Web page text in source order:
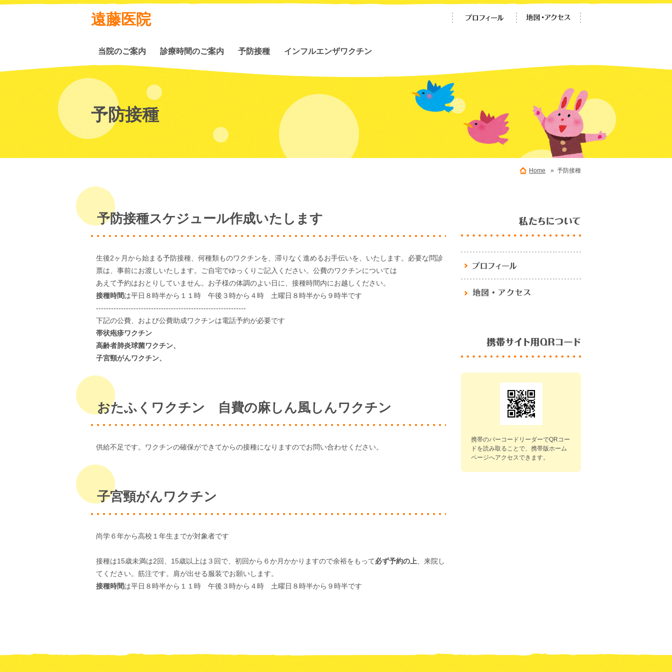
遠藤医院
当院のご案内 診療時間のご案内 予防接種 インフルエンザワクチン
予防接種
Home » 予防接種
予防接種スケジュール作成いたします
生後2ヶ月から始まる予防接種、何種類ものワクチンを、滞りなく進めるお手伝いを、いたします。必要な問診
票は、事前にお渡しいたします。ご自宅でゆっくりご記入ください。公費のワクチンについては
あえて予約はおとりしていません。お子様の体調のよい日に、接種時間内にお越しください。
接種時間は平日８時半から１１時 午後３時から４時 土曜日８時半から９時半です
------------------------------------------------------------
下記の公費、および公費助成ワクチンは電話予約が必要です
帯状疱疹ワクチン
高齢者肺炎球菌ワクチン、
子宮頸がんワクチン、
おたふくワクチン 自費の麻しん風しんワクチン
供給不足です。ワクチンの確保ができてからの接種になりますのでお問い合わせください。
子宮頸がんワクチン
尚学６年から高校１年生までが対象者です
接種は15歳未満は2回、15歳以上は３回で、初回から６か月かかりますので余裕をもって必ず予約の上 、来院し
てください。筋注です。肩が出せる服装でお願いします。
接種時間は平日８時半から１１時 午後３時から４時 土曜日８時半から９時半です
携帯のバーコードリーダーでQRコー
ドを読み取ることで、携帯版ホーム
ページへアクセスできます。